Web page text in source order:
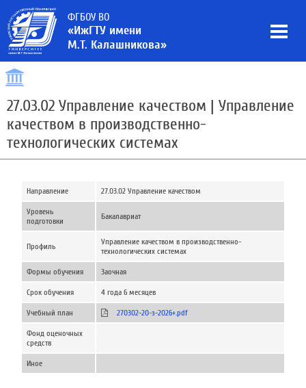
ФГБОУ ВО
«ИжГТУ имени
М.Т. Калашникова»
27.03.02 Управление качеством | Управление
качеством в производственно-
технологических системах
Направление 27.03.02 Управление качеством
Уровень
подготовки
Бакалавриат
Профиль
Управление качеством в производственно-
технологических системах
Формы обучения Заочная
Срок обучения 4 года 6 месяцев
Учебный план 270302-20-з-2026+.pdf
Фонд оценочных
средств
Иное